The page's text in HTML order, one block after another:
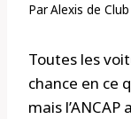
ParAlexis de
Toutes les
chance en ce
mais